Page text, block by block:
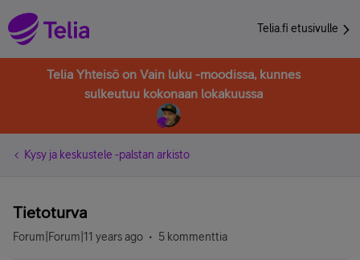
Telia.fi etusivulle
Telia Yhteisö on Vain luku -moodissa, kunnes
sulkeutuu kokonaan lokakuussa
Kysy ja keskustele -palstan arkisto
Tietoturva
Forum|Forum|11 years ago 5 kommenttia